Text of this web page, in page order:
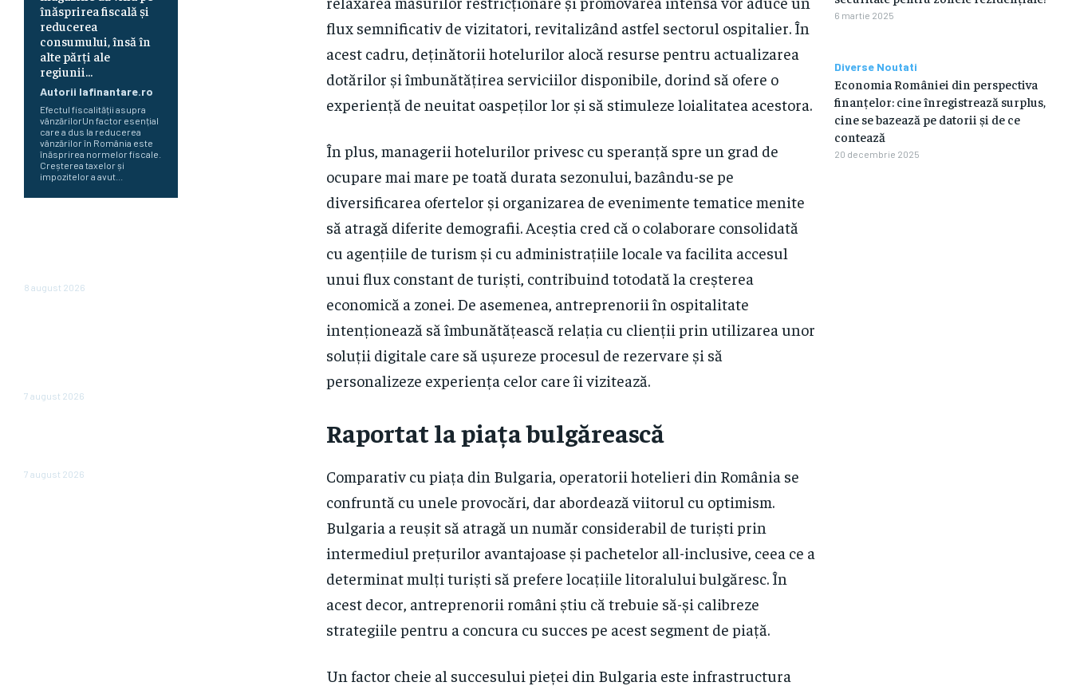
înăsprirea fiscală și
reducerea
consumului, însă în
alte părți ale
regiunii...
Autorii Iafinantare.ro
Efectul fiscalității asupra
vânzărilorUn factor esențial
care a dus la reducerea
vânzărilor în România este
înăsprirea normelor fiscale.
Creșterea taxelor și
impozitelor a avut...
8 august 2026
7 august 2026
7 august 2026
flux semnificativ de vizitatori, revitalizând astfel sectorul ospitalier. În
acest cadru, deținătorii hotelurilor alocă resurse pentru actualizarea
dotărilor și îmbunătățirea serviciilor disponibile, dorind să ofere o
experiență de neuitat oaspeților lor și să stimuleze loialitatea acestora.
În plus, managerii hotelurilor privesc cu speranță spre un grad de
ocupare mai mare pe toată durata sezonului, bazându-se pe
diversificarea ofertelor și organizarea de evenimente tematice menite
să atragă diferite demografii. Aceștia cred că o colaborare consolidată
cu agențiile de turism și cu administrațiile locale va facilita accesul
unui flux constant de turiști, contribuind totodată la creșterea
economică a zonei. De asemenea, antreprenorii în ospitalitate
intenționează să îmbunătățească relația cu clienții prin utilizarea unor
soluții digitale care să ușureze procesul de rezervare și să
personalizeze experiența celor care îi vizitează.
Raportat la piața bulgărească
Comparativ cu piața din Bulgaria, operatorii hotelieri din România se
confruntă cu unele provocări, dar abordează viitorul cu optimism.
Bulgaria a reușit să atragă un număr considerabil de turiști prin
intermediul prețurilor avantajoase și pachetelor all-inclusive, ceea ce a
determinat mulți turiști să prefere locațiile litoralului bulgăresc. În
acest decor, antreprenorii români știu că trebuie să-și calibreze
strategiile pentru a concura cu succes pe acest segment de piață.
Un factor cheie al succesului pieței din Bulgaria este infrastructura
6 martie 2025
Diverse Noutati
Economia României din perspectiva
finanțelor: cine înregistrează surplus,
cine se bazează pe datorii și de ce
contează
20 decembrie 2025